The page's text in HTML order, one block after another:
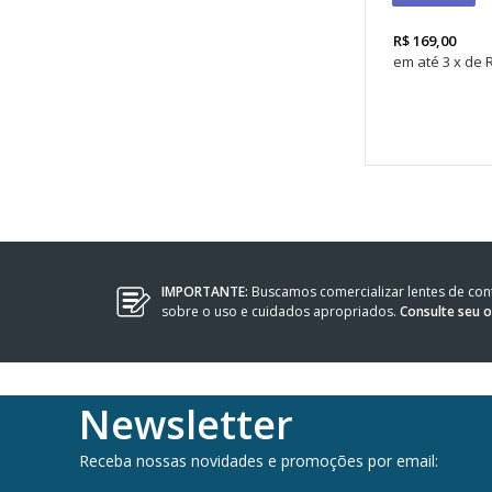
R$169,00
3 x de
IMPORTANTE: Buscamos comercializar lentes de
sobre o uso e cuidados apropriados. Consulte seu
Newsletter
Receba nossas novidades e promoções por email: